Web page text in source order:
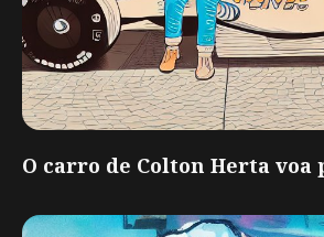
O carro de Colton Herta voa